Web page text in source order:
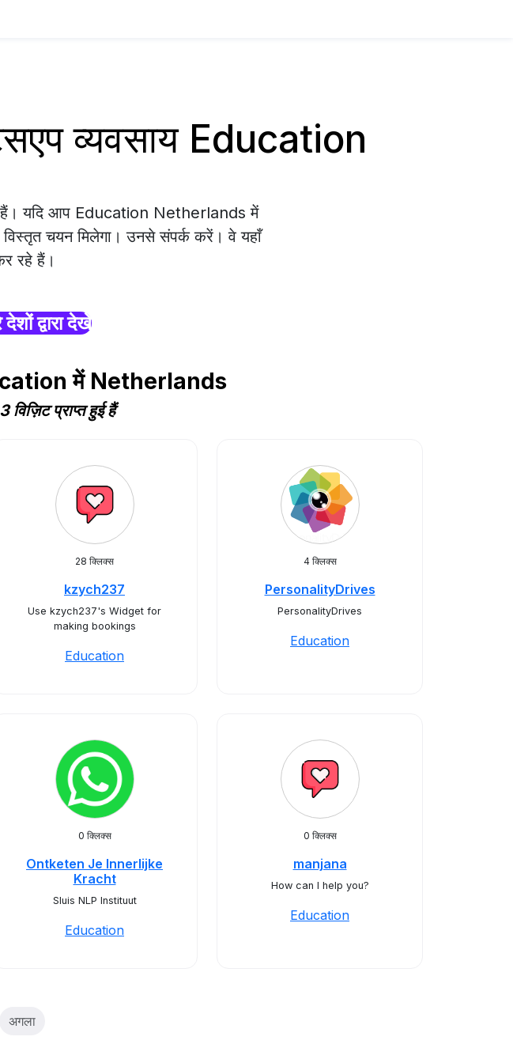
व्यवसाय Education
हैं। यदि आप Education Netherlands में
चयन मिलेगा। उनसे संपर्क करें। वे यहाँ
रहे हैं।
द्वारा देखें
में Netherlands
विज़िट प्राप्त हुई हैं
28 क्लिक्स
kzych237
Use kzych237's Widget for
making bookings
Education
4 क्लिक्स
PersonalityDrives
PersonalityDrives
Education
0 क्लिक्स
Ontketen Je Innerlijke
Kracht
Sluis NLP Instituut
Education
0 क्लिक्स
manjana
How can I help you?
Education
अगला